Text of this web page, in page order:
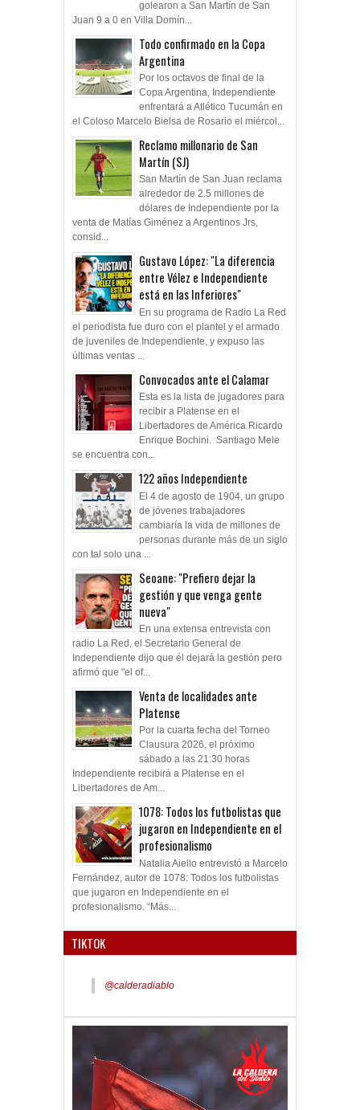
golearon a San Martín de San
Juan 9 a 0 en Villa Domín...
Todo confirmado en la Copa
Argentina
Por los octavos de final de la
Copa Argentina, Independiente
enfrentará a Atlético Tucumán en
el Coloso Marcelo Bielsa de Rosario el miércol...
Reclamo millonario de San
Martín (SJ)
San Martín de San Juan reclama
alrededor de 2.5 millones de
dólares de Independiente por la
venta de Matías Giménez a Argentinos Jrs,
consid...
Gustavo López: "La diferencia
entre Vélez e Independiente
está en las Inferiores"
En su programa de Radio La Red
el periodista fue duro con el plantel y el armado
de juveniles de Independiente, y expuso las
últimas ventas ...
Convocados ante el Calamar
Esta es la lista de jugadores para
recibir a Platense en el
Libertadores de América Ricardo
Enrique Bochini. Santiago Mele
se encuentra con...
122 años Independiente
El 4 de agosto de 1904, un grupo
de jóvenes trabajadores
cambiaría la vida de millones de
personas durante más de un siglo
con tal solo una ...
Seoane: "Prefiero dejar la
gestión y que venga gente
nueva"
En una extensa entrevista con
radio La Red, el Secretario General de
Independiente dijo que él dejará la gestión pero
afirmó que "el of...
Venta de localidades ante
Platense
Por la cuarta fecha del Torneo
Clausura 2026, el próximo
sábado a las 21:30 horas
Independiente recibirá a Platense en el
Libertadores de Am...
1078: Todos los futbolistas que
jugaron en Independiente en el
profesionalismo
Natalia Aiello entrevistó a Marcelo
Fernández, autor de 1078: Todos los futbolistas
que jugaron en Independiente en el
profesionalismo. “Más...
TIKTOK
@calderadiablo